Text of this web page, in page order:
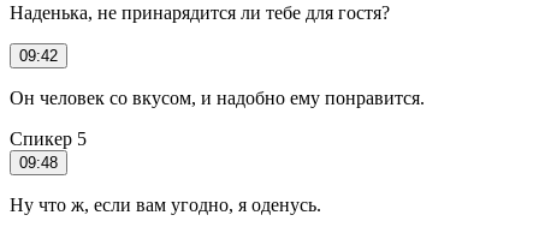
Наденька, не принарядится ли тебе для гостя?
09:42
Он человек со вкусом, и надобно ему понравится.
Спикер 5
09:48
Ну что ж, если вам угодно, я оденусь.